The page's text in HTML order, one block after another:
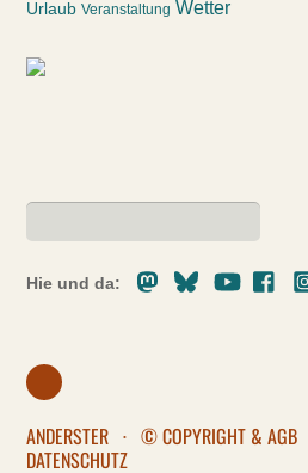
Urlaub Veranstaltung Wetter
Hie und da:
MastodonBlueskyYoutube
ANDERSTER · © COPYRIGHT & AGB
DATENSCHUTZ